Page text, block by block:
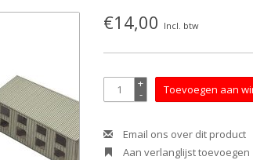
€14,00 Incl. btw
+
- Toevoegen aan
Email ons over dit product
Aan verlanglijst toevoegen